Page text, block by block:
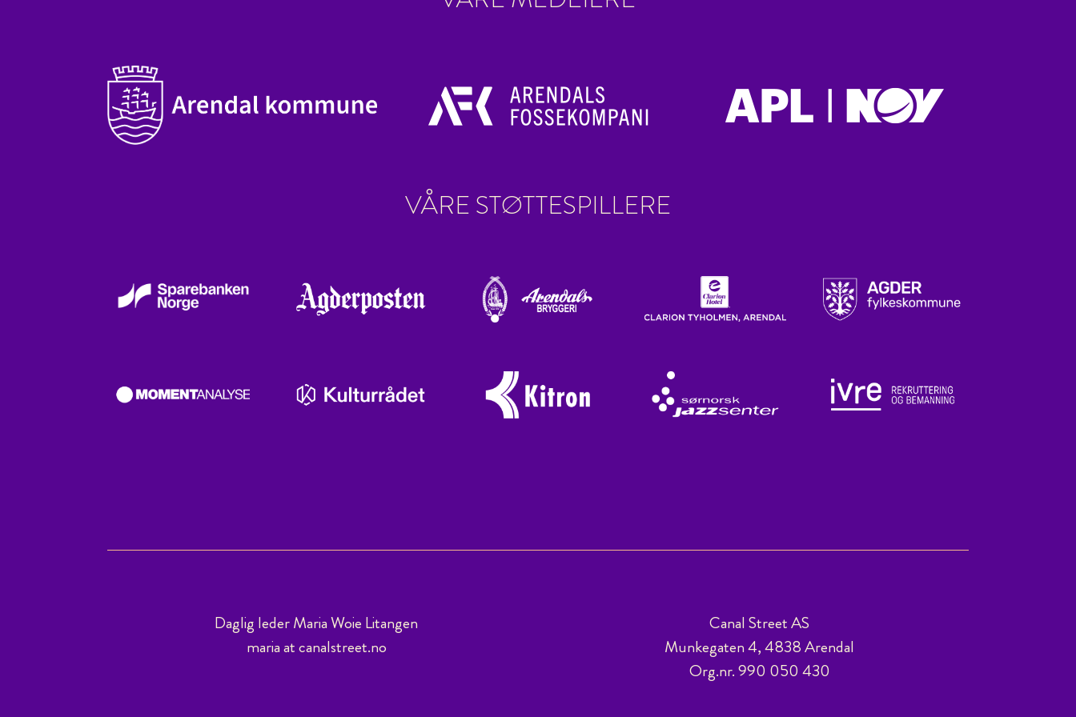
VÅRE STØTTESPILLERE
Daglig leder Maria Woie Litangen
maria at canalstreet.no
Canal Street AS
Munkegaten 4, 4838 Arendal
Org.nr. 990 050 430